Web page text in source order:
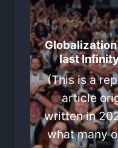
Globalization
last
(This is a
article
written in
what many